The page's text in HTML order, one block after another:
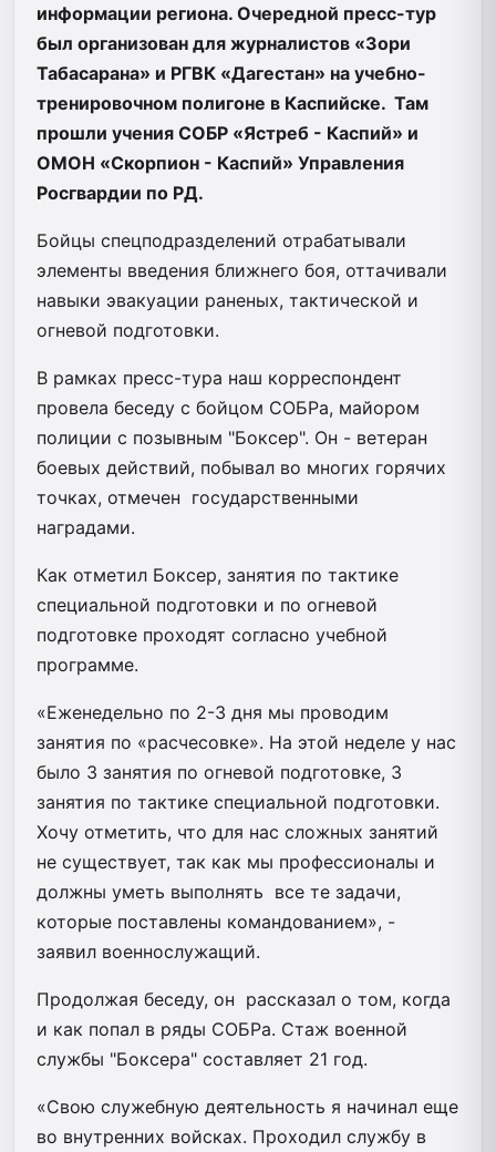
информации региона. Очередной пресс-тур
был организован для журналистов «Зори
Табасарана» и РГВК «Дагестан» на учебно-
тренировочном полигоне в Каспийске. Там
прошли учения СОБР «Ястреб - Каспий» и
ОМОН «Скорпион - Каспий» Управления
Росгвардии по РД.
Бойцы спецподразделений отрабатывали
элементы введения ближнего боя, оттачивали
навыки эвакуации раненых, тактической и
огневой подготовки.
В рамках пресс-тура наш корреспондент
провела беседу с бойцом СОБРа, майором
полиции с позывным "Боксер". Он - ветеран
боевых действий, побывал во многих горячих
точках, отмечен государственными
наградами.
Как отметил Боксер, занятия по тактике
специальной подготовки и по огневой
подготовке проходят согласно учебной
программе.
«Еженедельно по 2-3 дня мы проводим
занятия по «расчесовке». На этой неделе у нас
было 3 занятия по огневой подготовке, 3
занятия по тактике специальной подготовки.
Хочу отметить, что для нас сложных занятий
не существует, так как мы профессионалы и
должны уметь выполнять все те задачи,
которые поставлены командованием», -
заявил военнослужащий.
Продолжая беседу, он рассказал о том, когда
и как попал в ряды СОБРа. Стаж военной
службы "Боксера" составляет 21 год.
«Свою служебную деятельность я начинал еще
во внутренних войсках. Проходил службу в